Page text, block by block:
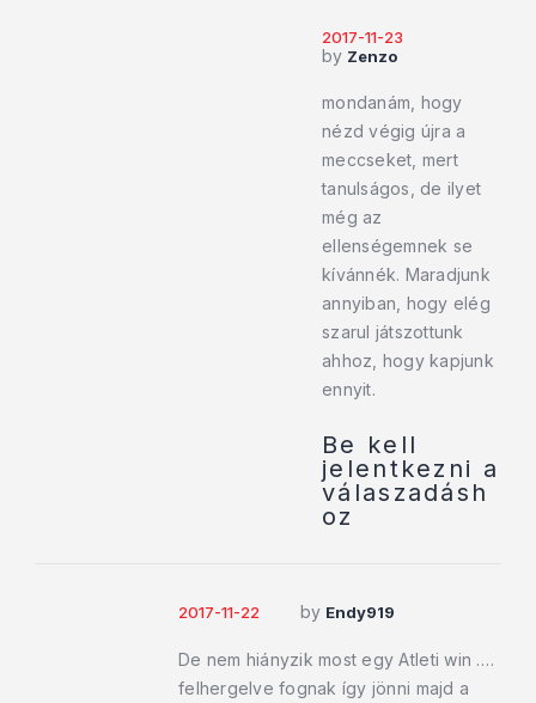
2017-11-23
by Zenzo
mondanám, hogy
nézd végig újra a
meccseket, mert
tanulságos, de ilyet
még az
ellenségemnek se
kívánnék. Maradjunk
annyiban, hogy elég
szarul játszottunk
ahhoz, hogy kapjunk
ennyit.
Be kell
jelentkezni a
válaszadásh
oz
2017-11-22 by Endy919
De nem hiányzik most egy Atleti win ….
felhergelve fognak így jönni majd a